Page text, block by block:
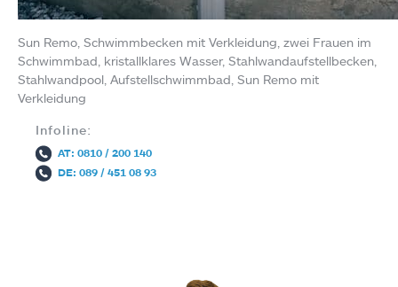
Sun Remo, Schwimmbecken mit Verkleidung, zwei Frauen im
Schwimmbad, kristallklares Wasser, Stahlwandaufstellbecken,
Stahlwandpool, Aufstellschwimmbad, Sun Remo mit
Verkleidung
Infoline:
AT: 0810 / 200 140
DE: 089 / 451 08 93